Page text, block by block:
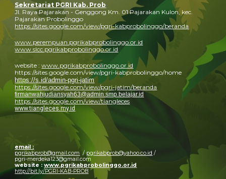
Sekretariat PGRI Kab. Prob
Jl. Raya Pajarakan - Genggong Km. 01 Pajarakan Kulon, kec.
Pajarakan Probolinggo
https://sites.google.com/view/pgri-kabprobolinggo/beranda
www.perempuan.pgrikabprobolinggo.or.id
www.slcc.pgrikabprobolinggo.or.id
website :www.pgrikabprobolinggo.or.id
https://sites.google.com/view/pgri-kabprobolinggo/home
https://s.id/admin-pgri-jatim
https://sites.google.com/view/pgri-jatim/beranda
firmanwahjudiansyah63@admin.smp.belajar.id
https://sites.google.com/view/tiangleces
www.tiangleces.my.id
email :
pgrikabprob@gmail.com /pgrikabprob@yahoo.co.id /
pgri-merdeka123@gmail.com
website :www.pgrikabprobolinggo.or.id
http://bit.ly/PGRI-KAB-PROB